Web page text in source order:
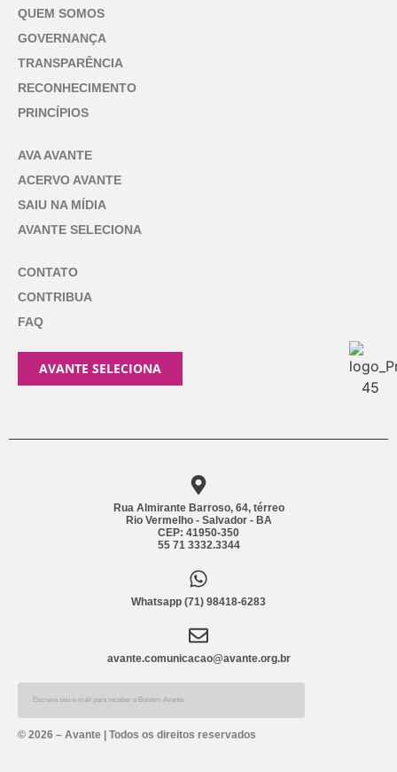
QUEM SOMOS
GOVERNANÇA
TRANSPARÊNCIA
RECONHECIMENTO
PRINCÍPIOS
AVA AVANTE
ACERVO AVANTE
SAIU NA MÍDIA
AVANTE SELECIONA
CONTATO
CONTRIBUA
FAQ
AVANTE SELECIONA
Rua Almirante Barroso, 64, térreo
Rio Vermelho - Salvador - BA
CEP: 41950-350
55 71 3332.3344
Whatsapp (71) 98418-6283
avante.comunicacao@avante.org.br
Alternative:
© 2026 – Avante | Todos os direitos reservados